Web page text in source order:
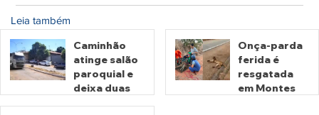
Leia também
Caminhão
atinge salão
paroquial e
deixa duas
Onça-parda
ferida é
resgatada
em Montes